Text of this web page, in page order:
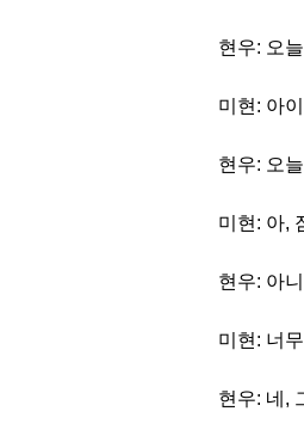
현우: 오
미현: 아
현우: 오
미현: 아,
현우: 아
미현: 너
현우: 네,